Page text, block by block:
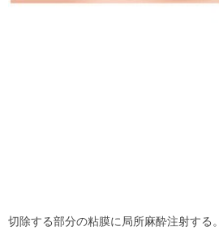
切除する部分の粘膜に局所麻酔注射する。